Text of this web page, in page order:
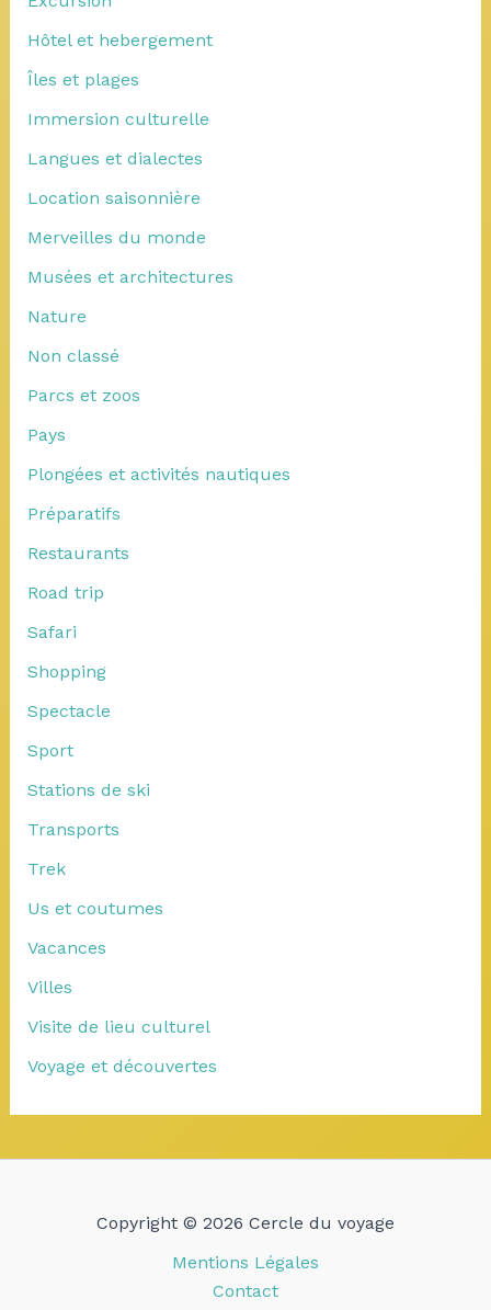
Hôtel et hebergement
Îles et plages
Immersion culturelle
Langues et dialectes
Location saisonnière
Merveilles du monde
Musées et architectures
Nature
Non classé
Parcs et zoos
Pays
Plongées et activités nautiques
Préparatifs
Restaurants
Road trip
Safari
Shopping
Spectacle
Sport
Stations de ski
Transports
Trek
Us et coutumes
Vacances
Villes
Visite de lieu culturel
Voyage et découvertes
Copyright © 2026 Cercle du voyage
Mentions Légales
Contact